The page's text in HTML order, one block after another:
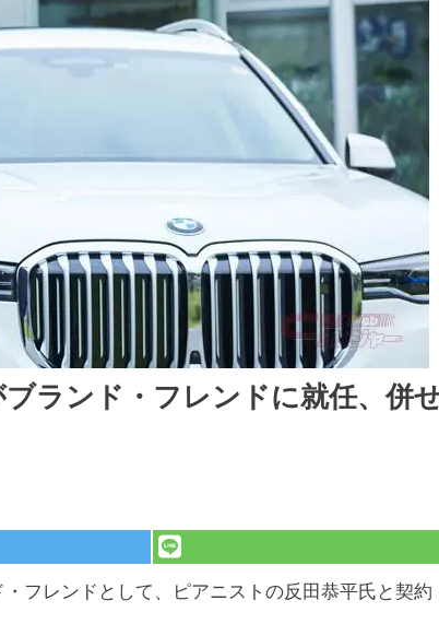
ランド・フレンドに就任、併
フレンドとして、ピアニストの反田恭平氏と契約